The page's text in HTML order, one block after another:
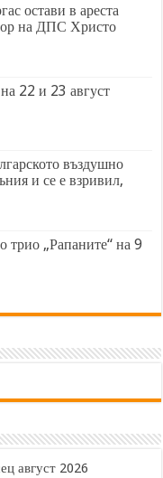
остави в ареста
на ДПС Христо
22 и 23 август
въздушно
и се е взривил,
трио „Рапаните“ на 9
август 2026